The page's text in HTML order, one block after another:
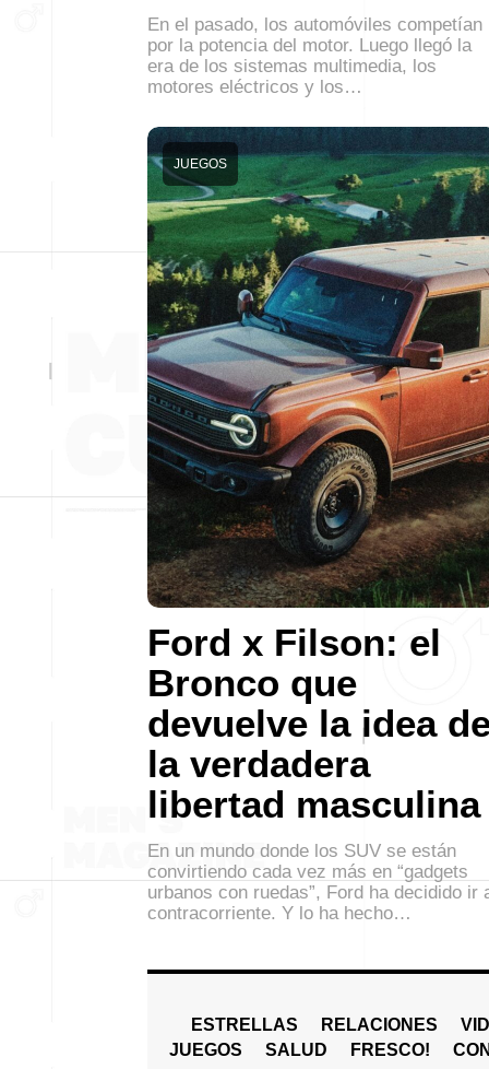
En el pasado, los automóviles competían
por la potencia del motor. Luego llegó la
era de los sistemas multimedia, los
motores eléctricos y los…
Ford x Filson: el
Bronco que
devuelve la idea
la verdadera
libertad masculina
JUEGOS
En un mundo donde los SUV se están
convirtiendo cada vez más en “gadgets
urbanos con ruedas”, Ford ha decidido ir
contracorriente. Y lo ha hecho…
ESTRELLAS RELACIONES
JUEGOS
SALUD FRESCO!